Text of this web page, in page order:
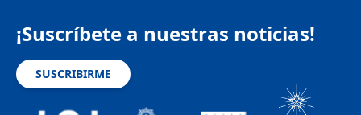
¡Suscríbete a nuestras noticias!
SUSCRIBIRME